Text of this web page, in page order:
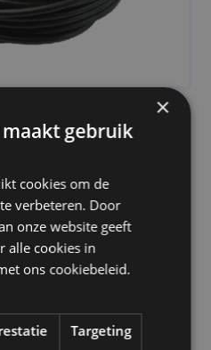
maten. 6 pins.
btw tenzij anders
×
maakt gebruik
cookies om de
verbeteren. Door
onze website geeft
alle cookies in
ons cookiebeleid.
Targeting